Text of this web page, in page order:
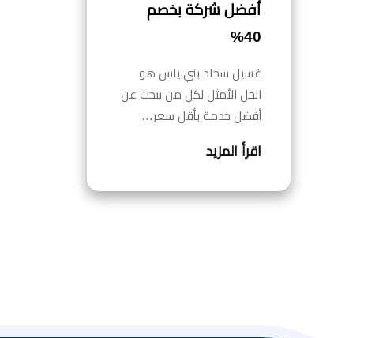
أفضل شركة بخصم
40%
غسيل سجاد بني ياس هو
الحل الأمثل لكل من يبحث عن
أفضل خدمة بأقل سعر…
اقرأ المزيد